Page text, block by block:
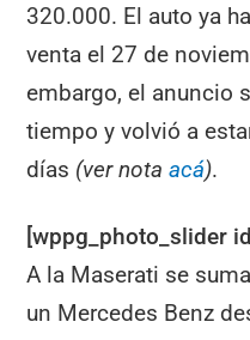
320.000. El auto ya
venta el 27 de
embargo, el anuncio
tiempo y volvió a
días (ver notaacá).
[wppg_photo_slider
A la Maserati se
un Mercedes Benz